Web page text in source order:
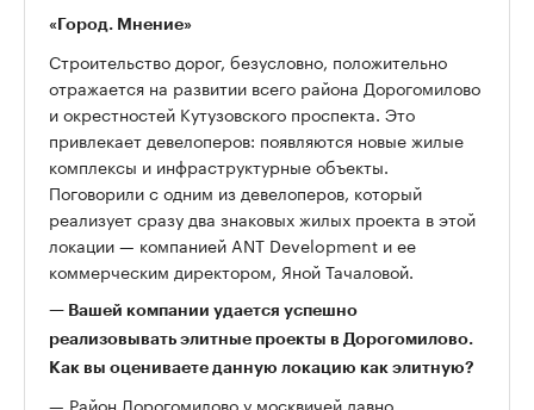
«Город. Мнение»
Строительство дорог, безусловно, положительно
отражается на развитии всего района Дорогомилово
и окрестностей Кутузовского проспекта. Это
привлекает девелоперов: появляются новые жилые
комплексы и инфраструктурные объекты.
Поговорили с одним из девелоперов, который
реализует сразу два знаковых жилых проекта в этой
локации — компанией ANT Development и ее
коммерческим директором, Яной Тачаловой.
— Вашей компании удается успешно
реализовывать элитные проекты в Дорогомилово.
Как вы оцениваете данную локацию как элитную?
— Район Дорогомилово у москвичей давно